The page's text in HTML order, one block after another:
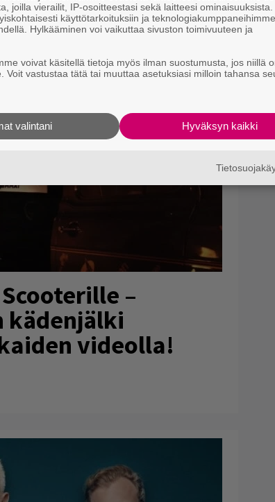
–
kädenjälki
videolla!
joilla vierailit, IP-osoitteestasi sekä laitteesi
käyttötarkoituksiin ja teknologiakumppaneihimme
Hylkääminen voi vaikuttaa sivuston toimivuuteen ja
voivat käsitellä tietoja myös ilman suostumusta, jos niillä
Voit vastustaa tätä tai muuttaa asetuksiasi milloin tahansa
Hyväksyn kaikki
valintani